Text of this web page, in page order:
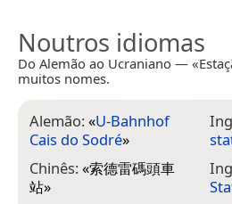
Noutros idiomas
Do Alemão ao Ucraniano —
muitos nomes.
Alemão:«U-Bahnhof
Cais do Sodré»
Chinês:«索德雷碼頭車
站»